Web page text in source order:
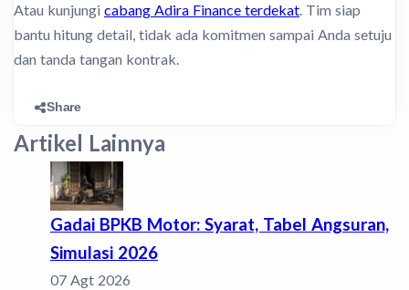
Atau kunjungi cabang Adira Finance terdekat. Tim siap
bantu hitung detail, tidak ada komitmen sampai Anda setuju
dan tanda tangan kontrak.
Share
Artikel Lainnya
Gadai BPKB Motor: Syarat, Tabel Angsuran,
Simulasi 2026
07 Agt 2026